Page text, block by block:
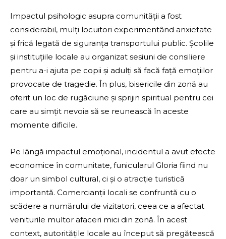
Impactul psihologic asupra comunității a fost
considerabil, mulți locuitori experimentând anxietate
și frică legată de siguranța transportului public. Școlile
și instituțiile locale au organizat sesiuni de consiliere
pentru a-i ajuta pe copii și adulți să facă față emoțiilor
provocate de tragedie. În plus, bisericile din zonă au
oferit un loc de rugăciune și sprijin spiritual pentru cei
care au simțit nevoia să se reunească în aceste
momente dificile.
Pe lângă impactul emoțional, incidentul a avut efecte
economice în comunitate, funicularul Gloria fiind nu
doar un simbol cultural, ci și o atracție turistică
importantă. Comercianții locali se confruntă cu o
scădere a numărului de vizitatori, ceea ce a afectat
veniturile multor afaceri mici din zonă. În acest
context, autoritățile locale au început să pregătească